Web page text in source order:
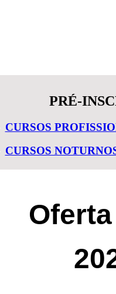
PRÉ-
CURSOS
CURSOS